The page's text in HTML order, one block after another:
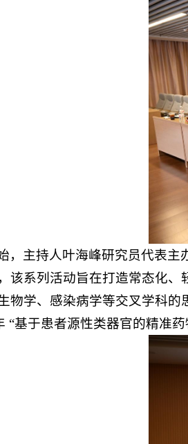
，主持人叶海峰研究员代表主
该系列活动旨在打造常态化
物学、感染病学等交叉学科
“基于患者源性类器官的精准